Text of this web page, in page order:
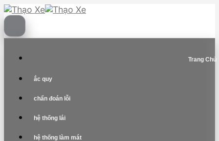
Skip
to
content
Trang Chủ
ắc quy
chẩn đoán lỗi
hệ thống lái
hệ thống làm mát